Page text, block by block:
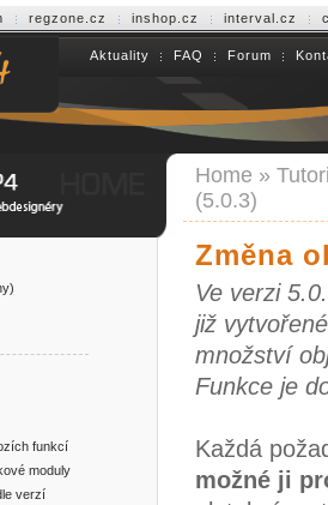
regzone.cz inshop.cz interval.cz
Aktuality FAQ Forum
funkcí
moduly
verzí
Home »
(5.0.3)
Změna
Ve verzi
již
množství
Funkce je
Každá
možné ji